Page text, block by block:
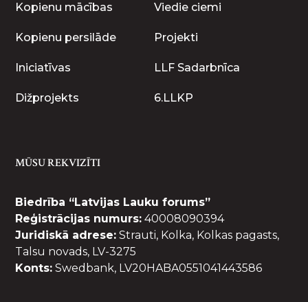
Kopienu mācības Viedie ciemi
Kopienu persilāde Projekti
Iniciatīvas LLF Sadarbnīca
Dižprojekts 6.LLKP
MŪSU REKVIZĪTI
Biedrība “Latvijas Lauku forums”
Reģistrācijas numurs: 40008090394
Juridiskā adrese: Strauti, Kolka, Kolkas pagasts,
Talsu novads, LV-3275
Konts: Swedbank, LV20HABA0551041443586